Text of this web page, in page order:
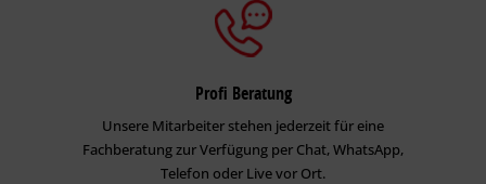
Profi Beratung
Unsere Mitarbeiter stehen jederzeit für eine
Fachberatung zur Verfügung per Chat, WhatsApp,
Telefon oder Live vor Ort.